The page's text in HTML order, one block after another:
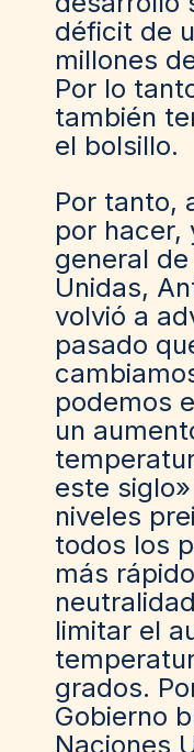
déficit de
millones
Por lo
también
el bolsillo.
Por tanto,
por hacer,
general
Unidas,
volvió a
pasado
podemos
un
este
niveles
todos los
más
limitar el
grados.
Gobierno
Naciones